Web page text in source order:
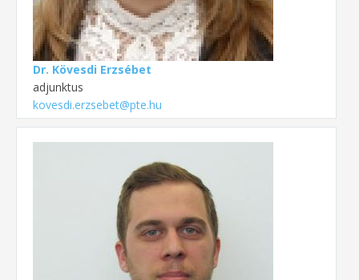
Dr. Kövesdi Erzsébet
adjunktus
kovesdi.erzsebet@pte.hu